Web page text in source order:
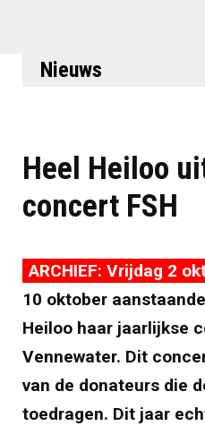
Nieuws
Heel Heiloo
concert FSH
ARCHIEF: Vrijdag 2
10 oktober
Heiloo haar jaarlijkse
Vennewater. Dit
van de donateurs die
toedragen. Dit jaar